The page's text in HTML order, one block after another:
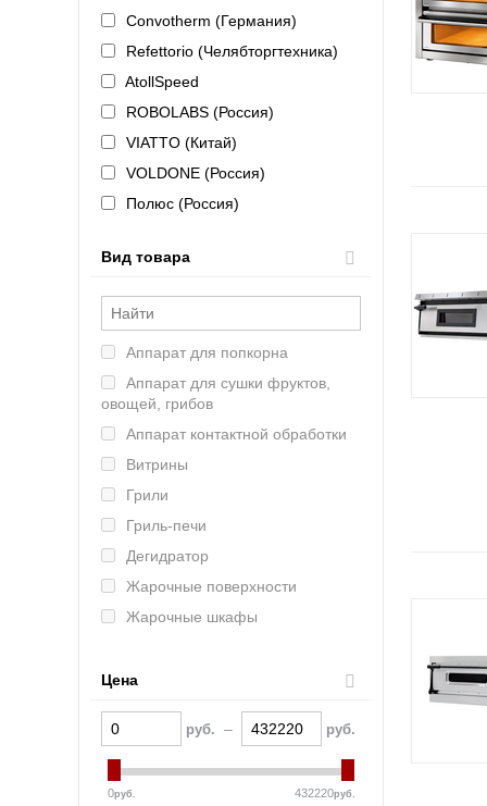
Convotherm (Германия)
Refettorio (Челябторгтехника)
AtollSpeed
ROBOLABS (Россия)
VIATTO (Китай)
VOLDONE (Россия)
Полюс (Россия)
KAYMAN (Россия)
KOBOR (Россия)
Rosso (Китай)
Tatra (Турция)
MKN (Германия)
Марихолодмаш (Россия)
Atesy (Россия)
Abat (Чувашторгтехника)
Vesta (Россия)
RETIGO (ЧЕхия)
Онега (Россия)
Smeg (Италия)
Челябторгтехника
KOCATEQ (Южная Корея)
ЦМИ
Вид товара
Аппарат для попкорна
Аппарат для сушки фруктов,
овощей, грибов
Аппарат контактной обработки
Витрины
Грили
Гриль-печи
Дегидратор
Жарочные поверхности
Жарочные шкафы
Камень лавовый
Камера расстоечная
Кипятильники
Комплект пароварочный
Котлы пищеварочные
Цена
руб. – руб.
0руб. 432220руб.